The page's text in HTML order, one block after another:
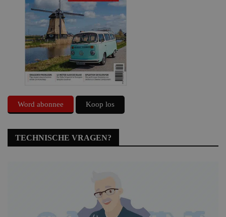
Word abonnee Koop los
TECHNISCHE VRAGEN?